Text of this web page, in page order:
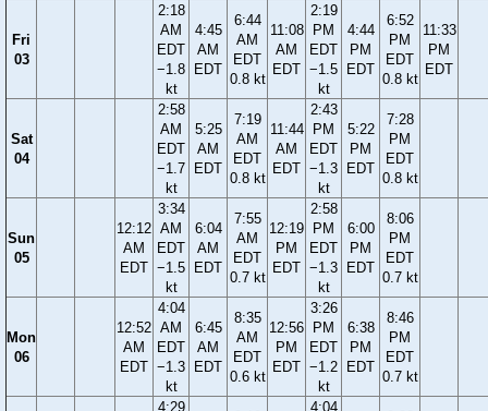
Fri
03
2:18
AM
EDT
−1.8
kt
4:45
AM
EDT
6:44
AM
EDT
0.8 kt
11:08
AM
EDT
2:19
PM
EDT
−1.5
kt
4:44
PM
EDT
6:52
PM
EDT
0.8 kt
11:33
PM
EDT
Sat
04
2:58
AM
EDT
−1.7
kt
5:25
AM
EDT
7:19
AM
EDT
0.8 kt
11:44
AM
EDT
2:43
PM
EDT
−1.3
kt
5:22
PM
EDT
7:28
PM
EDT
0.8 kt
Sun
05
12:12
AM
EDT
3:34
AM
EDT
−1.5
kt
6:04
AM
EDT
7:55
AM
EDT
0.7 kt
12:19
PM
EDT
2:58
PM
EDT
−1.3
kt
6:00
PM
EDT
8:06
PM
EDT
0.7 kt
Mon
06
12:52
AM
EDT
4:04
AM
EDT
−1.3
kt
6:45
AM
EDT
8:35
AM
EDT
0.6 kt
12:56
PM
EDT
3:26
PM
EDT
−1.2
kt
6:38
PM
EDT
8:46
PM
EDT
0.7 kt
4:29
4:04